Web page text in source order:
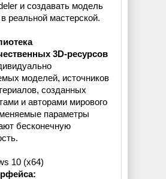
и создавать модель
реальной мастерской.
3D-ресурсов
моделей, источников
созданных
и авторами мирового
параметры
бесконечную
10 (x64)